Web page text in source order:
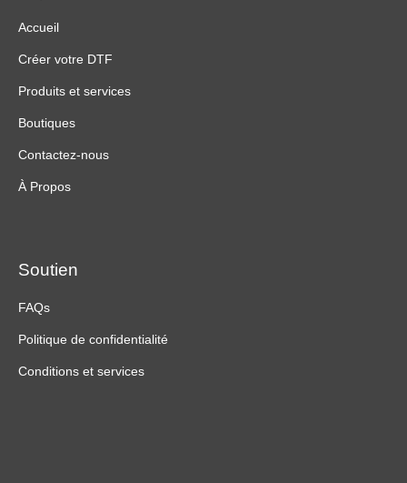
Accueil
Créer votre DTF
Produits et services
Boutiques
Contactez-nous
À Propos
Soutien
FAQs
Politique de confidentialité
Conditions et services